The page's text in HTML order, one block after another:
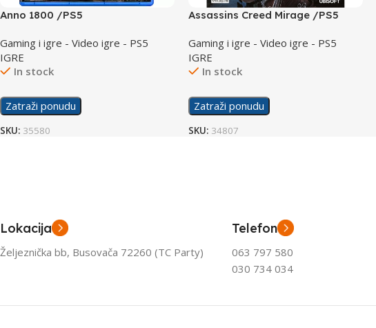
Anno 1800 /PS5
Gaming i igre - Video igre - PS5
IGRE
In stock
Zatraži ponudu
SKU: 35580
Assassins Creed Mirage /PS5
Gaming i igre - Video igre - PS5
IGRE
In stock
Zatraži ponudu
SKU: 34807
Lokacija
Željeznička bb, Busovača 72260 (TC Party)
Telefon
063 797 580
030 734 034